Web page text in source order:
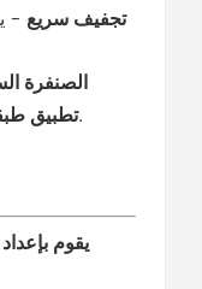
تجفيف سريع -
الصنفرة
تطبيقبناء الفيلم الأمثل والالتصاق.
يقوم